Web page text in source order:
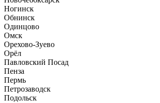
Ногинск
Обнинск
Одинцово
Омск
Орехово-Зуево
Орёл
Павловский Посад
Пенза
Пермь
Петрозаводск
Подольск